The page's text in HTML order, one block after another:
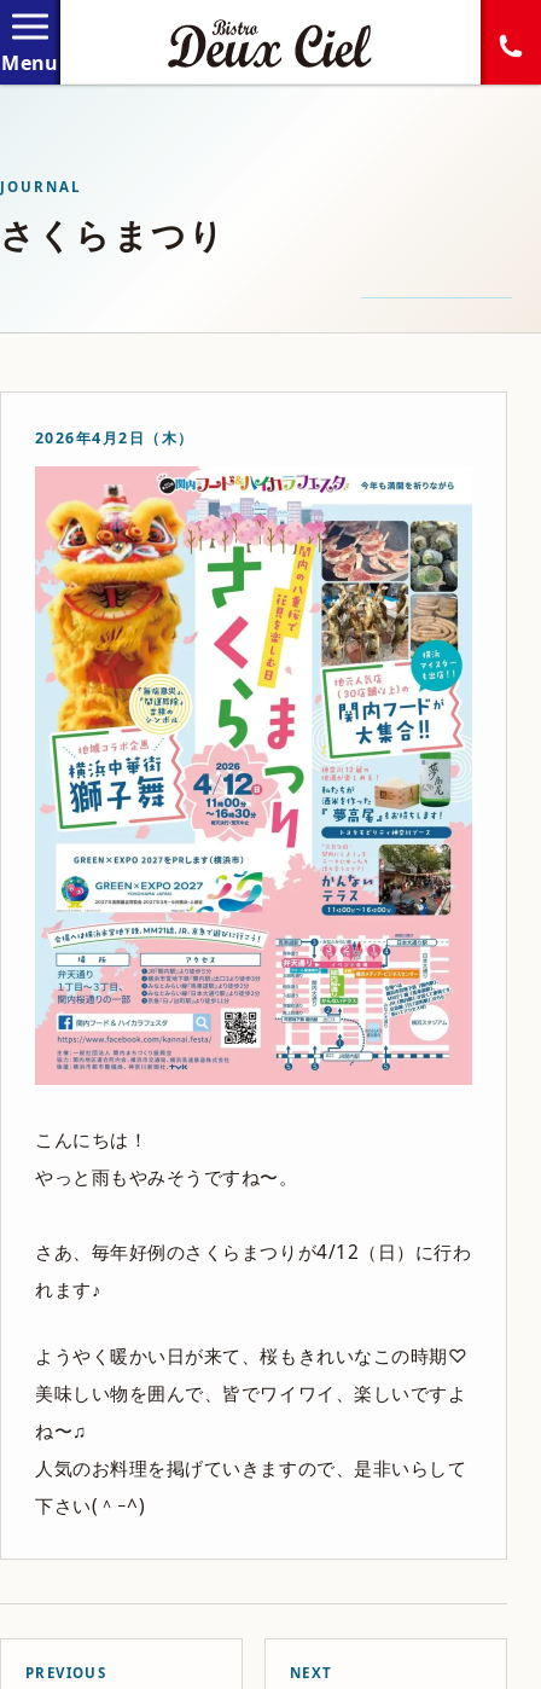
JOURNAL
さくらまつり
2026年4月2日（木）
こんにちは！
やっと雨もやみそうですね〜。
さあ、毎年好例のさくらまつりが4/12（日）に行わ
れます♪
ようやく暖かい日が来て、桜もきれいなこの時期♡
美味しい物を囲んで、皆でワイワイ、楽しいですよ
ね〜♫
人気のお料理を掲げていきますので、是非いらして
下さい(＾ｰ^)
PREVIOUS NEXT